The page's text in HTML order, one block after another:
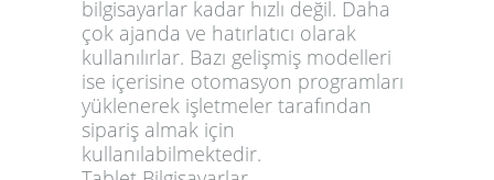
bilgisayarlar kadar hızlı değil. Daha
çok ajanda ve hatırlatıcı olarak
kullanılırlar. Bazı gelişmiş modelleri
ise içerisine otomasyon programları
yüklenerek işletmeler tarafından
sipariş almak için
kullanılabilmektedir.